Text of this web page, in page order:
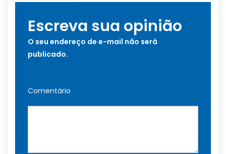
Escreva sua opinião
O seu endereço de e-mail não será
publicado.
Comentário